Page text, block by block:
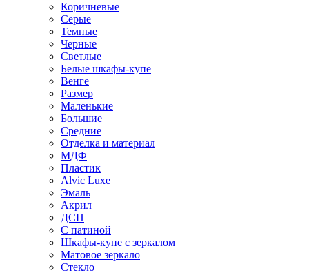
Коричневые
Серые
Темные
Черные
Светлые
Белые шкафы-купе
Венге
Размер
Маленькие
Большие
Средние
Отделка и материал
МДФ
Пластик
Alvic Luxe
Эмаль
Акрил
ДСП
С патиной
Шкафы-купе с зеркалом
Матовое зеркало
Стекло